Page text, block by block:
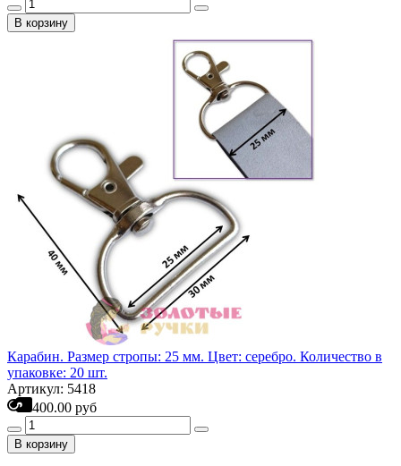
В корзину
Карабин. Размер стропы: 25 мм. Цвет: серебро. Количество в
упаковке: 20 шт.
Артикул: 5418
400.00 руб
В корзину